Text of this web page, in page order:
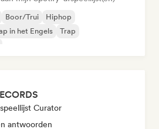
Boor/Trui
Hiphop
in het Engels
Trap
Curator
antwoorden